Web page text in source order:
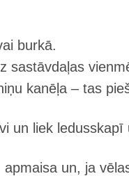
burkā.
sastāvdaļas
kanēļa – tas
un liek
un, ja